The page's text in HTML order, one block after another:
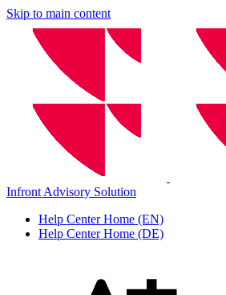
Skip to main content
Infront Advisory Solution
Help Center Home (EN)
Help Center Home (DE)